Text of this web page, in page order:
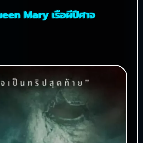
Mary เรือผีปีศาจ